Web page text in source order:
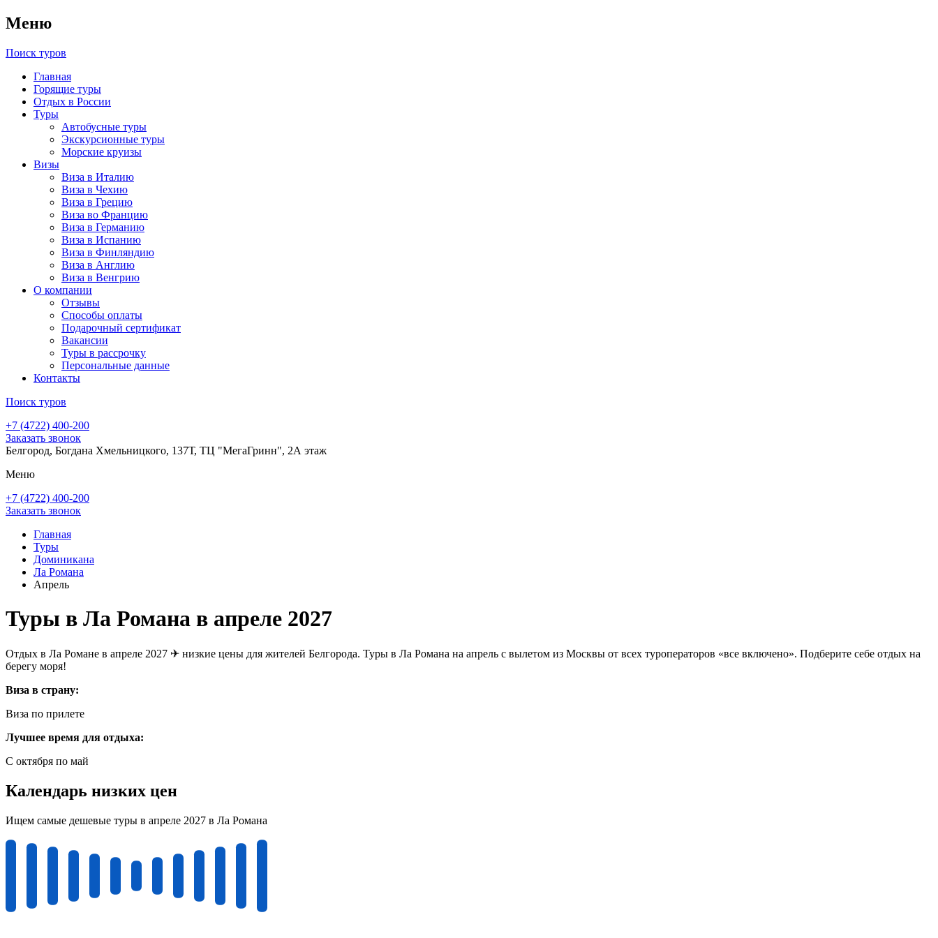
Меню
Поиск туров
Главная
Горящие туры
Отдых в России
Туры
Автобусные туры
Экскурсионные туры
Морские круизы
Визы
Виза в Италию
Виза в Чехию
Виза в Грецию
Виза во Францию
Виза в Германию
Виза в Испанию
Виза в Финляндию
Виза в Англию
Виза в Венгрию
О компании
Отзывы
Способы оплаты
Подарочный сертификат
Вакансии
Туры в рассрочку
Персональные данные
Контакты
Поиск туров
+7 (4722) 400-200
Заказать звонок
Белгород, Богдана Хмельницкого, 137Т, ТЦ "МегаГринн", 2А этаж
Меню
+7 (4722) 400-200
Заказать звонок
Главная
Туры
Доминикана
Ла Романа
Апрель
Туры в Ла Романа в апреле 2027
Отдых в Ла Романе в апреле 2027 ✈ низкие цены для жителей Белгорода. Туры в Ла Романа на апрель с вылетом из Москвы от всех туроператоров «все включено». Подберите себе отдых на
берегу моря!
Виза в страну:
Виза по прилете
Лучшее время для отдыха:
С октября по май
Календарь низких цен
Ищем самые дешевые туры в апреле 2027 в Ла Романа